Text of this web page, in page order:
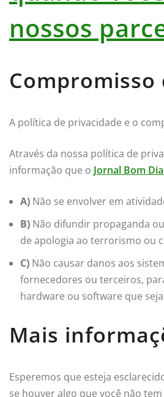
nossos
A política de privacidade e o
Através da nossa política de
informação que o Jornal Bom Dia
A) Não se envolver em
B) Não difundir propaganda
de apologia ao terrorismo ou
C) Não causar danos aos
fornecedores ou terceiros,
hardware ou software que
Mais
Esperemos que esteja
se houver algo que você não